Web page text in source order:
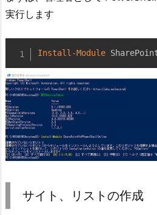
実行します
Install-Module
サイト、リストの作成